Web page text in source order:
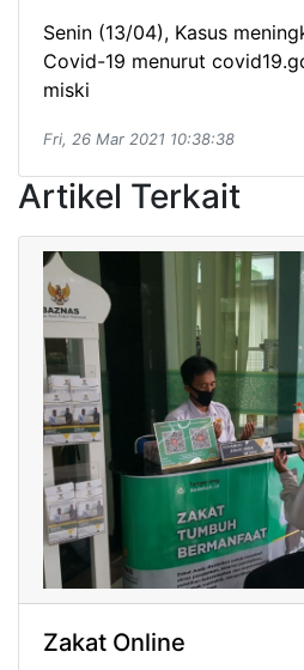
Senin (13/04), Kasus
Covid-19 menurut
miski
Fri, 26 Mar 2021 10:38:38
Artikel Terkait
Zakat Online